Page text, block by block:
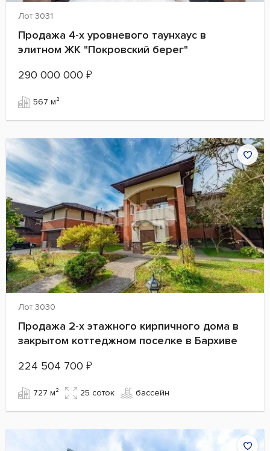
Лот 3031
Продажа 4-х уровневого таунхаус в
элитном ЖК "Покровский берег"
290 000 000 ₽
567 м²
Лот 3030
Продажа 2-х этажного кирпичного дома в
закрытом коттеджном поселке в Бархиве
224 504 700 ₽
727 м² 25 cоток бассейн